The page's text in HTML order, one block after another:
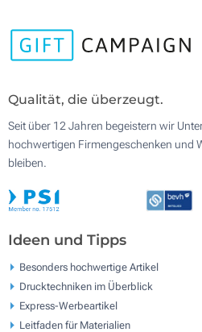
Qualität, die überzeugt.
Seit über 12 Jahren begeistern wir
hochwertigen Firmengeschenken und
bleiben.
Ideen und Tipps
Besonders hochwertige Artikel
Drucktechniken im Überblick
Express-Werbeartikel
Leitfaden für Materialien